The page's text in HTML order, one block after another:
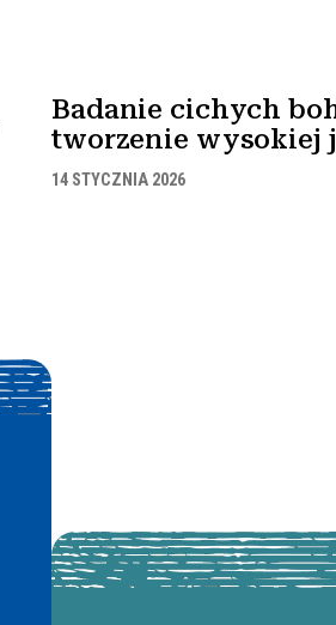
Badanie cichych
tworzenie wysokiej
14 STYCZNIA 2026